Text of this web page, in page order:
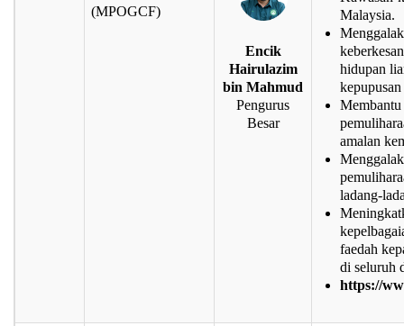
(MPOGCF)
Encik
Hairulazim
bin Mahmud
Pengurus
Besar
Malaysia.
hidupan
amalan
ladang-
faedah
di seluruh
https://